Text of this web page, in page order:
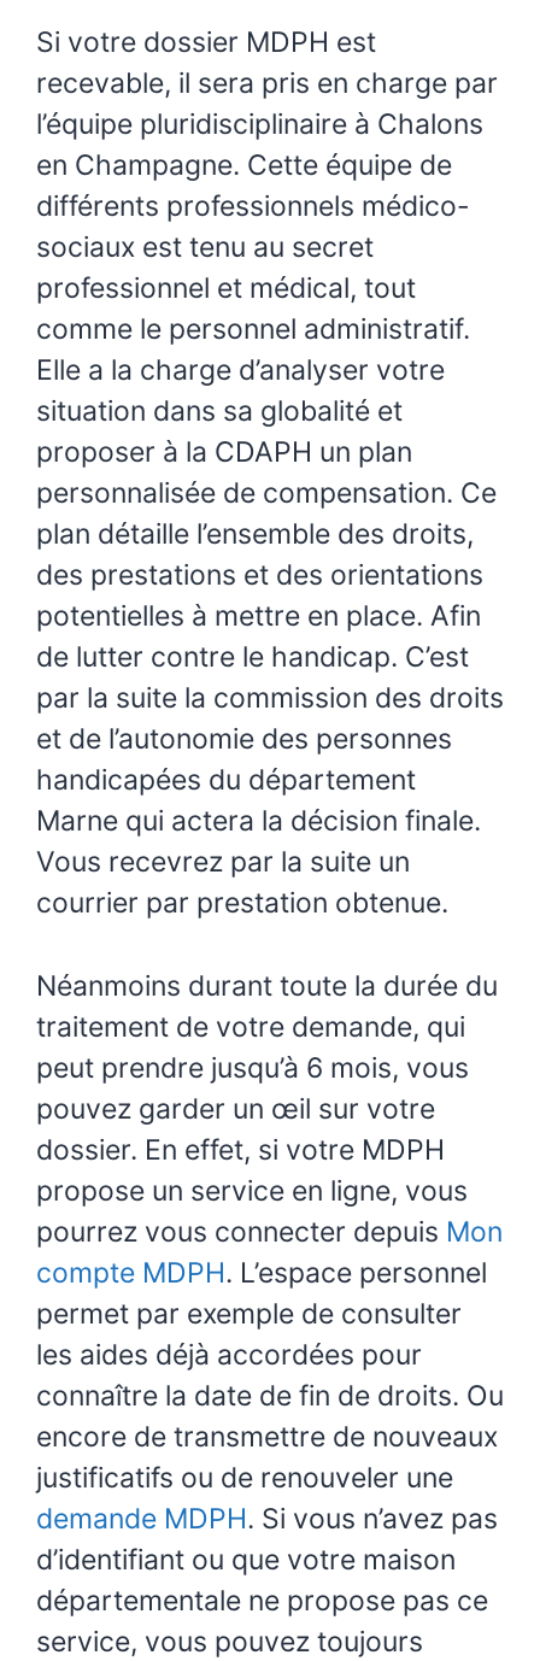
Si votre dossier MDPH est
recevable, il sera pris en charge par
l’équipe pluridisciplinaire à Chalons
en Champagne. Cette équipe de
différents professionnels médico-
sociaux est tenu au secret
professionnel et médical, tout
comme le personnel administratif.
Elle a la charge d’analyser votre
situation dans sa globalité et
proposer à la CDAPH un plan
personnalisée de compensation. Ce
plan détaille l’ensemble des droits,
des prestations et des orientations
potentielles à mettre en place. Afin
de lutter contre le handicap. C’est
par la suite la commission des droits
et de l’autonomie des personnes
handicapées du département
Marne qui actera la décision finale.
Vous recevrez par la suite un
courrier par prestation obtenue.
Néanmoins durant toute la durée du
traitement de votre demande, qui
peut prendre jusqu’à 6 mois, vous
pouvez garder un œil sur votre
dossier. En effet, si votre MDPH
propose un service en ligne, vous
pourrez vous connecter depuis Mon
compte MDPH. L’espace personnel
permet par exemple de consulter
les aides déjà accordées pour
connaître la date de fin de droits. Ou
encore de transmettre de nouveaux
justificatifs ou de renouveler une
demande MDPH. Si vous n’avez pas
d’identifiant ou que votre maison
départementale ne propose pas ce
service, vous pouvez toujours